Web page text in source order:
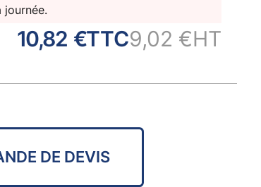
10,82 €TTC9,02 €HT
DE DEVIS